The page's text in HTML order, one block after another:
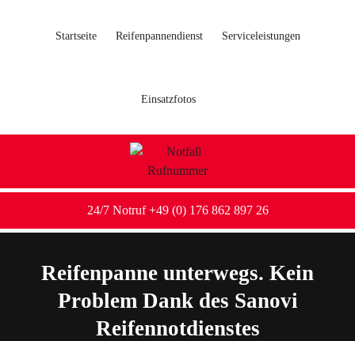
Startseite Reifenpannendienst Serviceleistungen
Einsatzfotos
24/7 Notruf +49 (0) 176 862 897 26
Reifenpanne unterwegs. Kein
Problem Dank des Sanovi
Reifennotdienstes